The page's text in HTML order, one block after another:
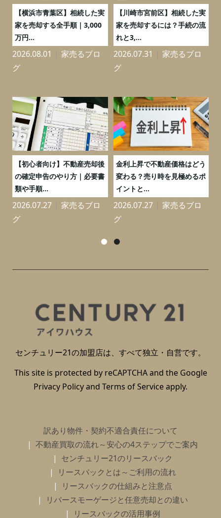
【横浜市青葉区】相続した実
家を売却する全手順｜3,000
万円...
2026.08.01
家売るブロ
グ
【川崎市宮前区】相続した実
家を売却するには？手続の流
れと3,...
2026.07.31
家売るブロ
グ
【初心者向け】不動産売却後
の確定申告のやり方｜必要書
類や手順...
2026.07.27
家売るブロ
グ
金利上昇で不動産価格はどう
変わる？売り時を見極めるポ
イントと...
2026.07.27
家売るブロ
グ
センチュリー21の加盟店は、すべて独立・自営です。
This site is protected by reCAPTCHA and the Google
Privacy Policyand Terms of Serviceapply.
訳あり物件・契約不適合責任について
不動産買取の流れ～安心の4ステップでご案内
センチュリー21のリースバック
リースバックとは～ご利用の流れ
リースバックの仕組みと注意点
リバースモーゲージと任意売却との違い
リースバックの活用事例